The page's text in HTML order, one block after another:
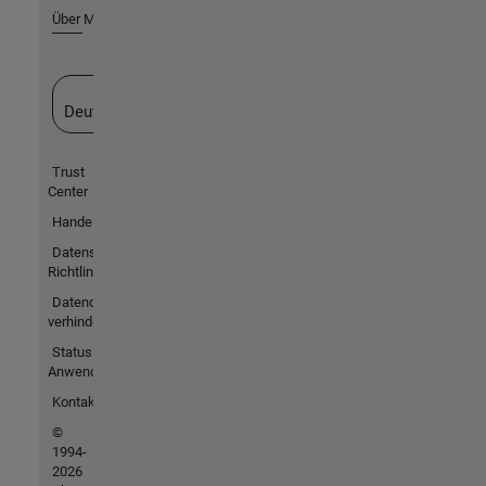
Über MathWorks
Deutschland
Trust
Center
Handelsmarken
Datenschutz-
Richtlinien
Datendiebstahl
verhindern
Status von
Anwendungen
Kontakt
©
1994-
2026